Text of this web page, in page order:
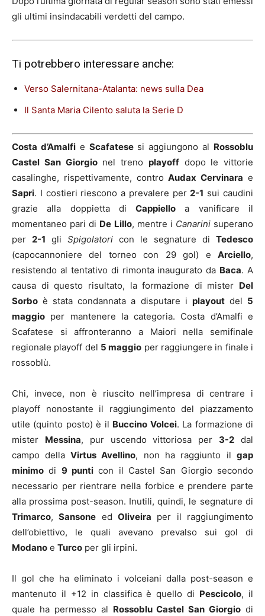
gli ultimi insindacabili verdetti del campo.
Ti potrebbero interessare anche:
Verso Salernitana-Atalanta: news sulla Dea
Il Santa Maria Cilento saluta la Serie D
Costa d’Amalfie Scafatesesi aggiungono al Rossoblu
Castel San Giorgionel treno playoffdopo le vittorie
casalinghe, rispettivamente, controAudax Cervinara e
Sapri. I costieri riescono a prevalere per 2-1 sui caudini
grazie alla doppietta diCappiello a vanificare il
momentaneo pari di De Lillo, mentre i Canarinisuperano
per 2-1 gli Spigolatori con le segnature di Tedesco
(capocannoniere del torneo con 29 gol) e Arciello,
resistendo al tentativo di rimonta inaugurato da Baca. A
causa di questo risultato, la formazione di mister Del
Sorbo è stata condannata a disputare i playoutdel 5
maggio per mantenere la categoria. Costa d’Amalfi e
Scafatese si affronteranno a Maiori nella semifinale
regionale playoff del 5 maggio per raggiungere in finale i
rossoblù.
Chi, invece, non è riuscito nell’impresa di centrare i
playoff nonostante il raggiungimento del piazzamento
utile (quinto posto) è il Buccino Volcei. La formazione di
mister Messina, pur uscendo vittoriosa per 3-2 dal
campo della Virtus Avellino, non ha raggiunto il gap
minimo di 9 punti con il Castel San Giorgio secondo
necessario per rientrare nella forbice e prendere parte
alla prossima post-season. Inutili, quindi, le segnature di
Trimarco,Sansone edOliveira per il raggiungimento
dell’obiettivo, le quali avevano prevalso sui gol di
Modano e Turco per gli irpini.
Il gol che ha eliminato i volceiani dalla post-season e
mantenuto il +12 in classifica è quello di Pescicolo, il
quale ha permesso al Rossoblu Castel San Giorgio di